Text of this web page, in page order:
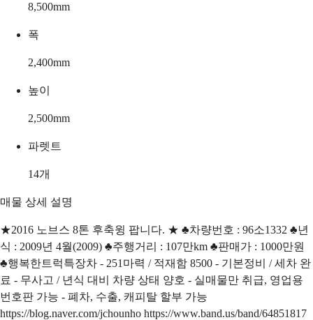
8,500mm
폭
2,400mm
높이
2,500mm
파렛트
14개
매물 상세 설명
★2016 노브스 8톤 후축윙 팝니다. ★ ♣차량번호 : 96소1332 ♣년
식 : 2009년 4월(2009) ♣주행거리 : 107만km ♣판매가 : 1000만원
♣행복한트럭특장차 - 251마력 / 적재함 8500 - 기본정비 / 세차 완
료 - 무사고 / 년식 대비 차량 상태 양호 - 실매물만 취급, 영업용
번호판 가능 - 폐차, 수출, 캐피탈 할부 가능
https://blog.naver.com/jchounho https://www.band.us/band/64851817